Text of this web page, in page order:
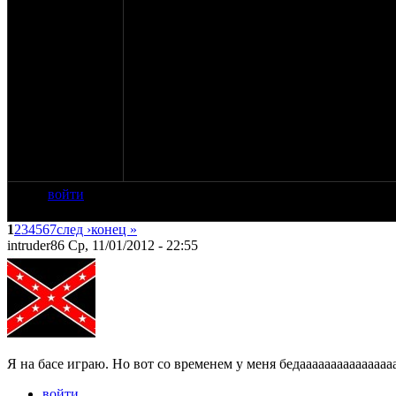
войти
1234567след ›конец »
intruder86 Ср, 11/01/2012 - 22:55
Я на басе играю. Но вот со временем у меня